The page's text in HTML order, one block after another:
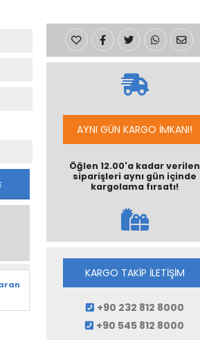
AYNI GÜN KARGO İMKANI!
Öğlen 12.00'a kadar verilen
siparişleri aynı gün içinde
kargolama fırsatı!
KARGO TAKİP İLETİŞİM
+90 232 812 8000
+90 545 812 8000